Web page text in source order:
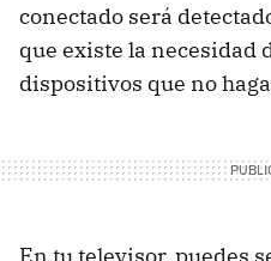
conectado será
que existe la necesidad
dispositivos que no